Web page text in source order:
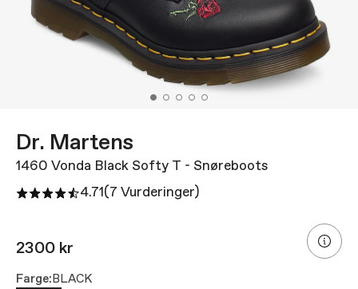
Dr. Martens
1460 Vonda Black Softy T - Snøreboots
4.71(7 Vurderinger)
2300 kr
Farge:BLACK